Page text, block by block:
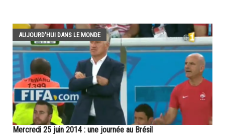
AUJOURD'HUI DANS LE MONDE
Mercredi 25 juin 2014 : une journée au Brésil